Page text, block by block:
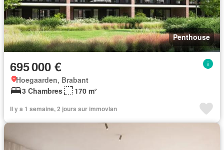
Penthouse
695 000 €
Hoegaarden, Brabant
3 Chambres
170 m²
Il y a 1 semaine, 2 jours sur immovlan